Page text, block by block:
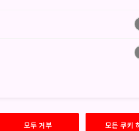
모두 거부 모든 쿠키